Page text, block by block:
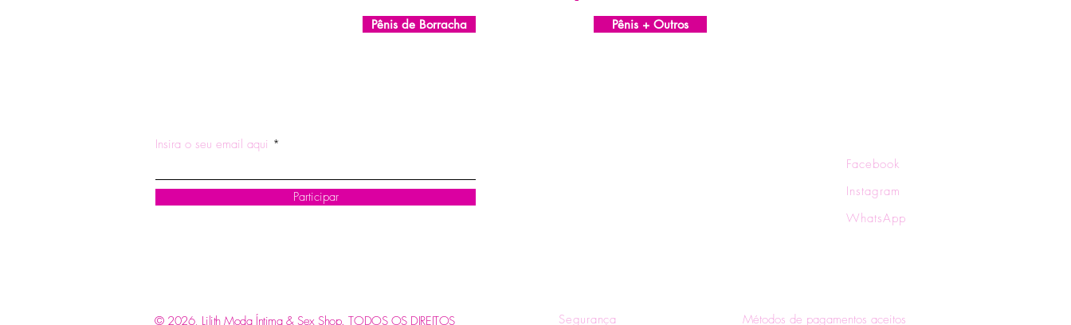
Pênis de Borracha Pênis + Outros
Insira o seu email aqui
Participar
Facebook
Instagram
WhatsApp
© 2026, Lilith Moda Íntima & Sex Shop. TODOS OS DIREITOS Segurança Métodos de pagamentos aceitos